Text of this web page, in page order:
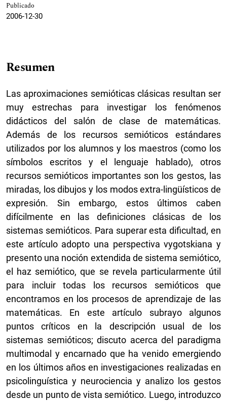
Publicado
2006-12-30
Resumen
Las aproximaciones semióticas clásicas resultan ser
muy estrechas para investigar los fenómenos
didácticos del salón de clase de matemáticas.
Además de los recursos semióticos estándares
utilizados por los alumnos y los maestros (como los
símbolos escritos y el lenguaje hablado), otros
recursos semióticos importantes son los gestos, las
miradas, los dibujos y los modos extra-lingüísticos de
expresión. Sin embargo, estos últimos caben
difícilmente en las definiciones clásicas de los
sistemas semióticos. Para superar esta dificultad, en
este artículo adopto una perspectiva vygotskiana y
presento una noción extendida de sistema semiótico,
el haz semiótico, que se revela particularmente útil
para incluir todas los recursos semióticos que
encontramos en los procesos de aprendizaje de las
matemáticas. En este artículo subrayo algunos
puntos críticos en la descripción usual de los
sistemas semióticos; discuto acerca del paradigma
multimodal y encarnado que ha venido emergiendo
en los últimos años en investigaciones realizadas en
psicolinguística y neurociencia y analizo los gestos
desde un punto de vista semiótico. Luego, introduzco